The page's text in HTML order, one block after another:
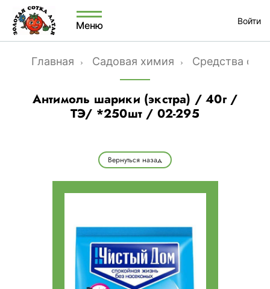
Меню Войти
Главная Садовая химия Средства от
Антимоль шарики (экстра) / 40г /
ТЭ/ *250шт / 02-295
Вернуться назад